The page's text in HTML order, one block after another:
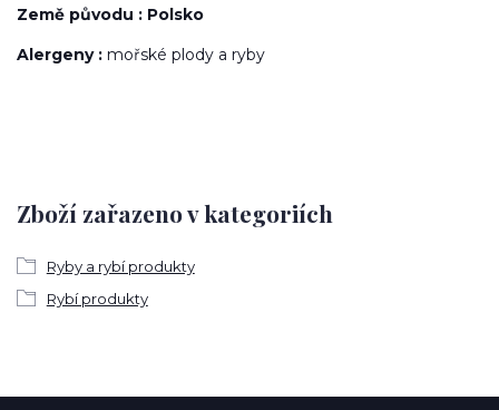
Země původu : Polsko
Alergeny : mořské plody a ryby
Zboží zařazeno v kategoriích
Ryby a rybí produkty
Rybí produkty